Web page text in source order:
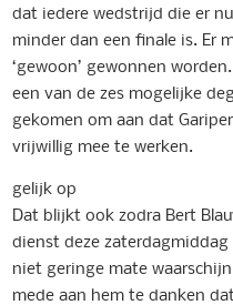
dat iedere wedstrijd die er
minder dan een finale is. Er
‘gewoon’ gewonnen
een van de zes mogelijke
gekomen om aan dat
vrijwillig mee te werken.
gelijk op
Dat blijkt ook zodra Bert
dienst deze
niet geringe mate
mede aan hem te danken